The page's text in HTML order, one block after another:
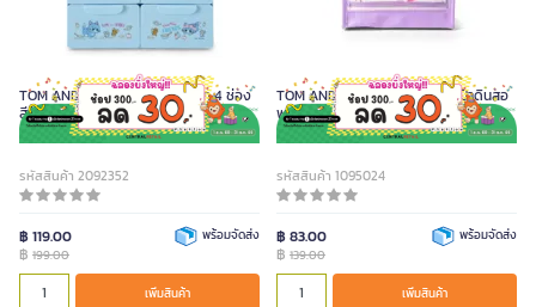
TOM AND JERRY GOKKO ลิ้นชัก 4 ช่อง
สีฟ้า
รหัสสินค้า 2092352
฿ 119.00
฿ 199.00
พร้อมจัดส่ง
เพิ่มสินค้า
TOM AND JERRY GOKKO กระเป๋าดินสอ
พลาสติกใส สีม่วง
รหัสสินค้า 1095024
฿ 83.00
฿ 139.00
พร้อมจัดส่ง
เพิ่มสินค้า